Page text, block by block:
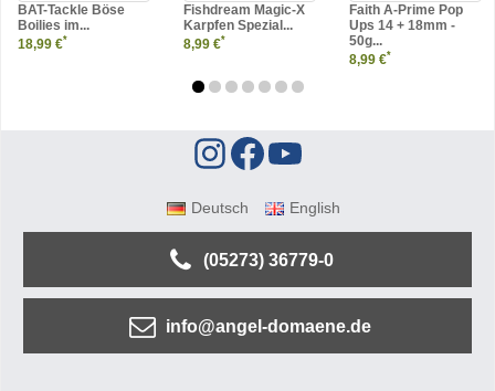
BAT-Tackle Böse
Boilies im...
18,99 €*
Fishdream Magic-X
Karpfen Spezial...
8,99 €*
Faith A-Prime Pop
Ups 14 + 18mm -
50g...
8,99 €*
Deutsch English
(05273) 36779-0
info@angel-domaene.de